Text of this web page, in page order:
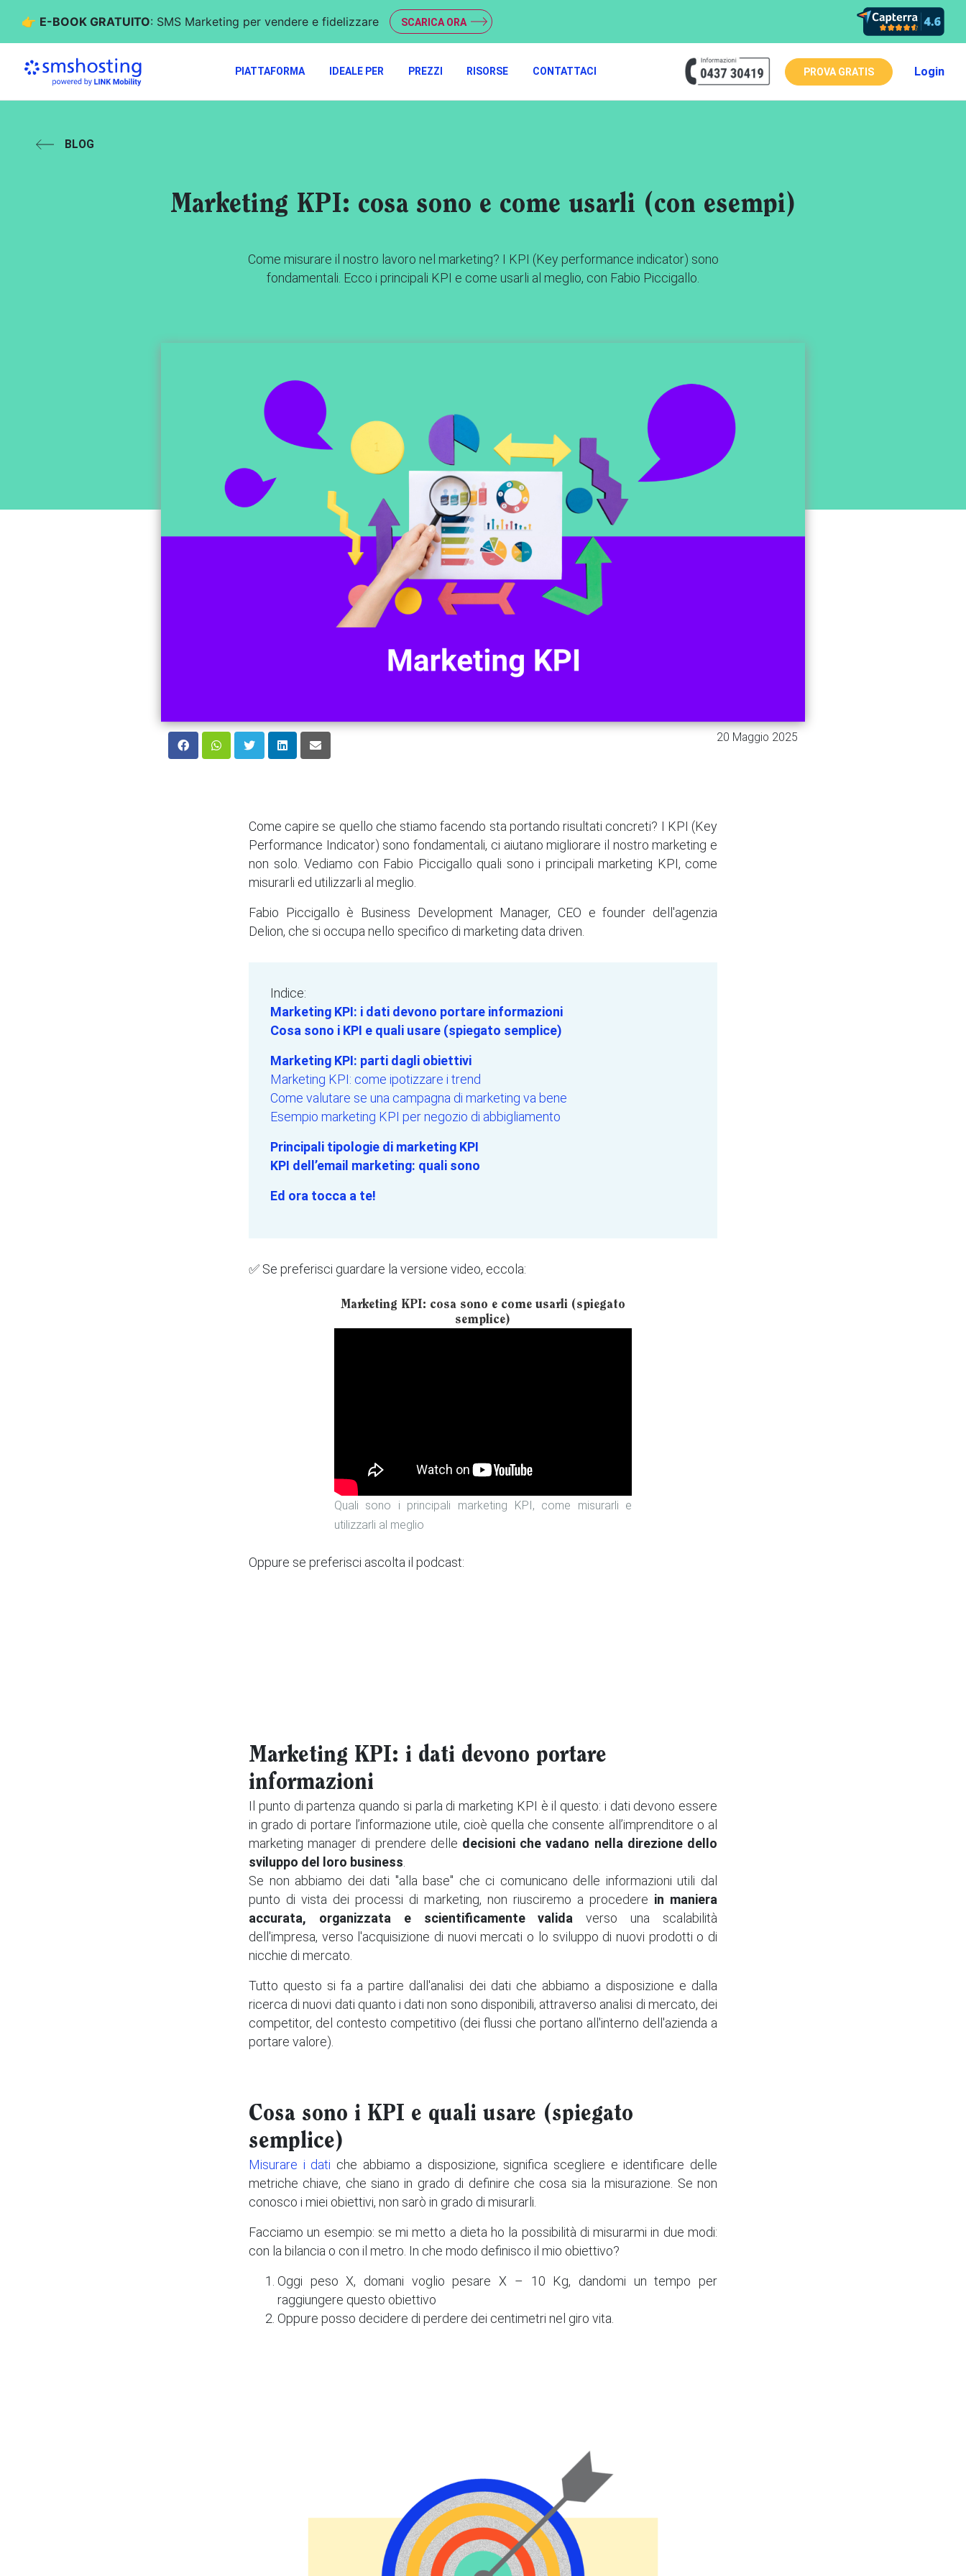
👉 E-BOOK GRATUITO: SMS Marketing per vendere e fidelizzare SCARICA ORA
PIATTAFORMA IDEALE PER PREZZI RISORSE CONTATTACI PROVA GRATIS Login
BLOG
Marketing KPI: cosa sono e come usarli (con esempi)
Come misurare il nostro lavoro nel marketing? I KPI (Key performance indicator) sono
fondamentali. Ecco i principali KPI e come usarli al meglio, con Fabio Piccigallo.
20 Maggio 2025
Come capire se quello che stiamo facendo sta portando risultati concreti? I KPI (Key
Performance Indicator) sono fondamentali, ci aiutano migliorare il nostro marketing e
non solo. Vediamo con Fabio Piccigallo quali sono i principali marketing KPI, come
misurarli ed utilizzarli al meglio.
Fabio Piccigallo è Business Development Manager, CEO e founder dell'agenzia
Delion, che si occupa nello specifico di marketing data driven.
Indice:
Marketing KPI: i dati devono portare informazioni
Cosa sono i KPI e quali usare (spiegato semplice)
Marketing KPI: parti dagli obiettivi
Marketing KPI: come ipotizzare i trend
Come valutare se una campagna di marketing va bene
Esempio marketing KPI per negozio di abbigliamento
Principali tipologie di marketing KPI
KPI dell’email marketing: quali sono
Ed ora tocca a te!
✅ Se preferisci guardare la versione video, eccola:
Marketing KPI: cosa sono e come usarli (spiegato
semplice)
Quali sono i principali marketing KPI, come misurarli e
utilizzarli al meglio
Oppure se preferisci ascolta il podcast:
Marketing KPI: i dati devono portare
informazioni
Il punto di partenza quando si parla di marketing KPI è il questo: i dati devono essere
in grado di portare l’informazione utile, cioè quella che consente all’imprenditore o al
marketing manager di prendere delle decisioni che vadano nella direzione dello
sviluppo del loro business
Se non abbiamo dei dati "alla base" che ci comunicano delle informazioni utili dal
punto di vista dei processi di marketing, non riusciremo a procedere in maniera
accurata, organizzata e scientificamente valida verso una scalabilità
dell'impresa, verso l'acquisizione di nuovi mercati o lo sviluppo di nuovi prodotti o di
nicchie di mercato.
Tutto questo si fa a partire dall'analisi dei dati che abbiamo a disposizione e dalla
ricerca di nuovi dati quanto i dati non sono disponibili, attraverso analisi di mercato, dei
competitor, del contesto competitivo (dei flussi che portano all'interno dell'azienda a
portare valore).
Cosa sono i KPI e quali usare (spiegato
semplice)
Misurare i dati che abbiamo a disposizione, significa scegliere e identificare delle
metriche chiave, che siano in grado di definire che cosa sia la misurazione. Se non
conosco i miei obiettivi, non sarò in grado di misurarli.
Facciamo un esempio: se mi metto a dieta ho la possibilità di misurarmi in due modi:
con la bilancia o con il metro. In che modo definisco il mio obiettivo?
Oggi peso X, domani voglio pesare X – 10 Kg, dandomi un tempo per
raggiungere questo obiettivo
Oppure posso decidere di perdere dei centimetri nel giro vita.